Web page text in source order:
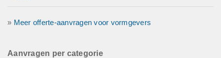
» Meer offerte-aanvragen voor vormgevers
Aanvragen per categorie